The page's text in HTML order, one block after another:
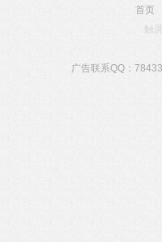
首页
触
广告联系QQ：